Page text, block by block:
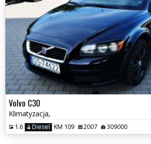
Volvo C30
Klimatyzacja,
1.6 Diesel KM 109 2007 309000